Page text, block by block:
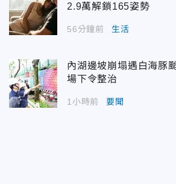
2.9萬解鎖165姿勢
56分鐘前 生活
內湖邊坡崩塌遇白海豚
場下令整治
1小時前 要聞